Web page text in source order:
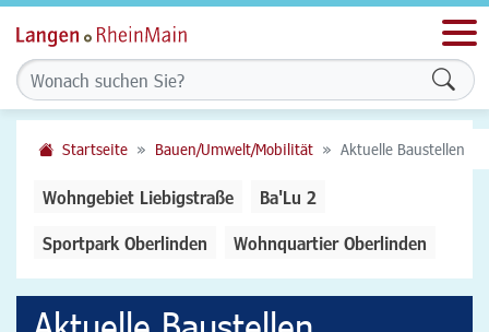
Startseite Bauen/Umwelt/Mobilität Aktuelle Baustellen
Wohngebiet Liebigstraße Ba'Lu 2
Sportpark Oberlinden Wohnquartier Oberlinden